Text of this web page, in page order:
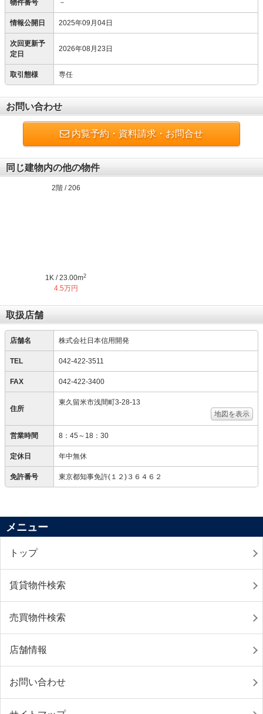
物件番号 －
情報公開日 2025年09月04日
次回更新予
定日
2026年08月23日
取引態様 専任
お問い合わせ
内覧予約・資料請求・お問合せ
同じ建物内の他の物件
2階 / 206
1K / 23.00m2
4.5万円
取扱店舗
店舗名 株式会社日本信用開発
TEL 042-422-3511
FAX 042-422-3400
住所
東久留米市浅間町3-28-13
地図を表示
営業時間 8：45～18：30
定休日 年中無休
免許番号 東京都知事免許(１２)３６４６２
メニュー
トップ
賃貸物件検索
売買物件検索
店舗情報
お問い合わせ